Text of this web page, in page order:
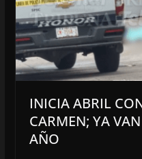
INICIA ABRIL
CARMEN; YA
AÑO